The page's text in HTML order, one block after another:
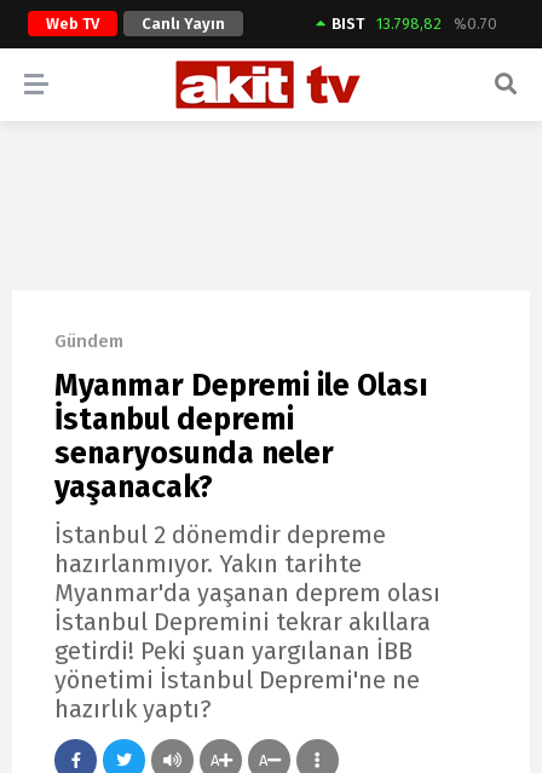
Web TV Canlı Yayın BIST 13.798,82 %0.70
ARAMA YAP
Gündem
Myanmar Depremi ile Olası
İstanbul depremi
senaryosunda neler
yaşanacak?
İstanbul 2 dönemdir depreme
hazırlanmıyor. Yakın tarihte
Myanmar'da yaşanan deprem olası
İstanbul Depremini tekrar akıllara
getirdi! Peki şuan yargılanan İBB
yönetimi İstanbul Depremi'ne ne
hazırlık yaptı?
A A